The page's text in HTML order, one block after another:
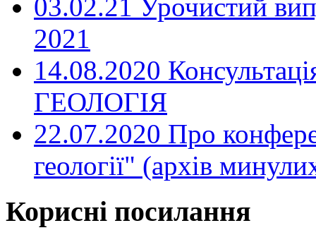
03.02.21 Урочистий
2021
14.08.2020
ГЕОЛОГІЯ
22.07.2020 Про
геології" (архів
Корисні посилання